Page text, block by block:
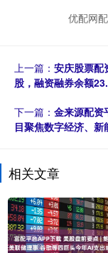
优配网
上一篇： 安庆股票配
股，融资融券余额
下一篇： 金来源配资
目聚焦数字经济、新
相关文章